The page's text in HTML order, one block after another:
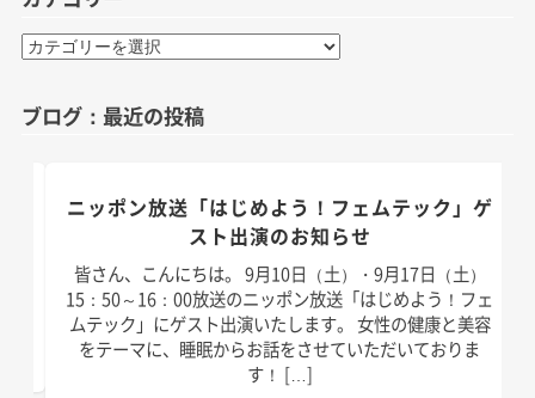
カ
リ
ブログ：最近の投稿
ニッポン放送「はじめよう！フェムテック」ゲ
スト出演のお知らせ
皆さん、こんにちは。 9月10日（土）・9月17日（土）
15：50～16：00放送のニッポン放送「はじめよう！フェ
ムテック」にゲスト出演いたします。 女性の健康と美容
をテーマに、睡眠からお話をさせていただいておりま
す！ […]